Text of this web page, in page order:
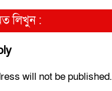
লিখুন :
will not be published.